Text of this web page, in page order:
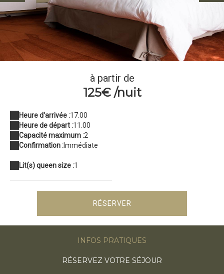
La chambre Chubac
à partir de
125€ /nuit
Heure d'arrivée :17:00
Heure de départ :11:00
Capacité maximum :2
Confirmation :Immédiate
Lit(s) queen size :1
RÉSERVER
INFOS PRATIQUES
RÉSERVEZ VOTRE SÉJOUR